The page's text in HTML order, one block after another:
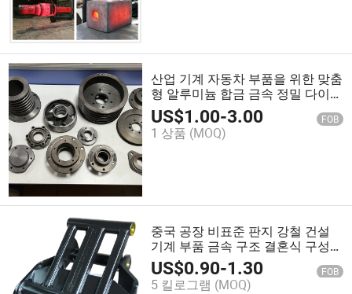
산업 기계 자동차 부품을 위한 맞춤
형 알루미늄 합금 금속 정밀 다이
주조 성형 부품
US$1.00-3.00 FOB
1 상품 (MOQ)
중국 공장 비표준 판지 강철 건설
기계 부품 금속 구조 결혼식 구성
용접 서비스
US$0.90-1.30 FOB
5 킬로그램 (MOQ)